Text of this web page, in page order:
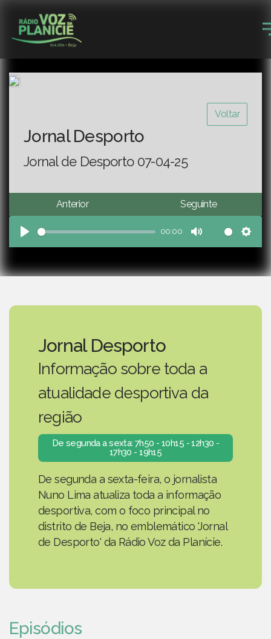
Voltar
Jornal Desporto
Jornal de Desporto 07-04-25
Anterior Seguinte
Play
00:00
Mute
Jornal Desporto
Informação sobre toda a
atualidade desportiva da
região
De segunda a sexta: 7h50 - 10h15 - 12h30 -
17h30 - 19h15
De segunda a sexta-feira, o jornalista
Nuno Lima atualiza toda a informação
desportiva, com o foco principal no
distrito de Beja, no emblemático 'Jornal
de Desporto' da Rádio Voz da Planície.
Episódios